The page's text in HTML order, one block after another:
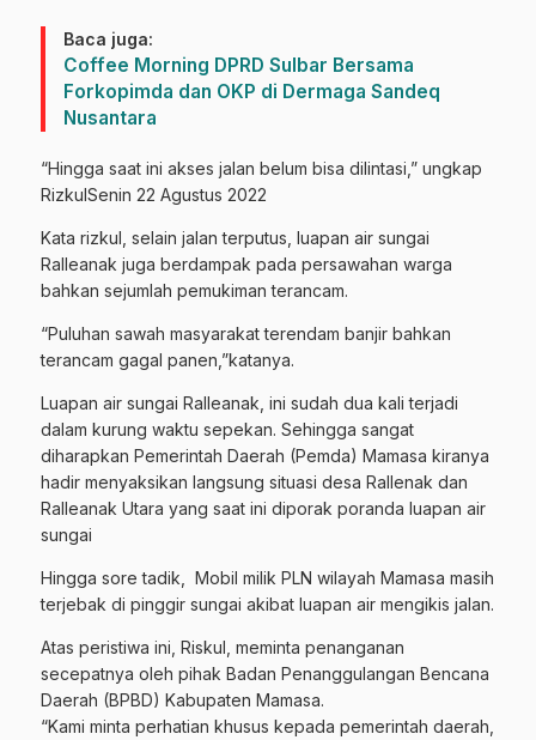
Baca juga:
Coffee Morning DPRD Sulbar Bersama
Forkopimda dan OKP di Dermaga Sandeq
Nusantara
“Hingga saat ini akses jalan belum bisa dilintasi,” ungkap
RizkulSenin 22 Agustus 2022
Kata rizkul, selain jalan terputus, luapan air sungai
Ralleanak juga berdampak pada persawahan warga
bahkan sejumlah pemukiman terancam.
“Puluhan sawah masyarakat terendam banjir bahkan
terancam gagal panen,”katanya.
Luapan air sungai Ralleanak, ini sudah dua kali terjadi
dalam kurung waktu sepekan. Sehingga sangat
diharapkan Pemerintah Daerah (Pemda) Mamasa kiranya
hadir menyaksikan langsung situasi desa Rallenak dan
Ralleanak Utara yang saat ini diporak poranda luapan air
sungai
Hingga sore tadik, Mobil milik PLN wilayah Mamasa masih
terjebak di pinggir sungai akibat luapan air mengikis jalan.
Atas peristiwa ini, Riskul, meminta penanganan
secepatnya oleh pihak Badan Penanggulangan Bencana
Daerah (BPBD) Kabupaten Mamasa.
“Kami minta perhatian khusus kepada pemerintah daerah,